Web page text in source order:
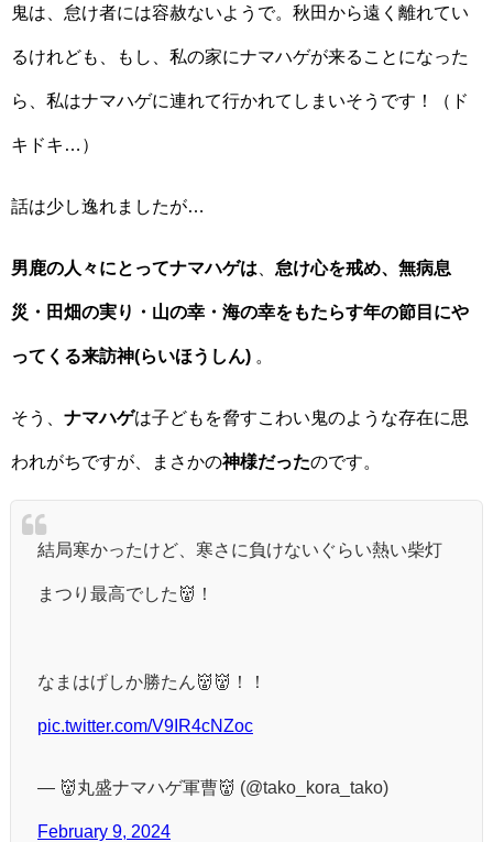
鬼は、怠け者には容赦ないようで。秋田から遠く離れてい
るけれども、もし、私の家にナマハゲが来ることになった
ら、私はナマハゲに連れて行かれてしまいそうです！（ド
キドキ…）
話は少し逸れましたが…
男鹿の人々にとってナマハゲは 怠け心を戒め、無病息
災・田畑の実り・山の幸・海の幸をもたらす年の節目にや
ってくる来訪神(らいほうしん) 。
そう、 ナマハゲは子どもを脅すこわい鬼のような存在に思
われがちですが、まさかの神様だったのです。
結局寒かったけど、寒さに負けないぐらい熱い柴灯
まつり最高でした👹！
なまはげしか勝たん👹👹！！
pic.twitter.com/V9IR4cNZoc
— 👹丸盛ナマハゲ軍曹👹 (@tako_kora_tako)
February 9, 2024